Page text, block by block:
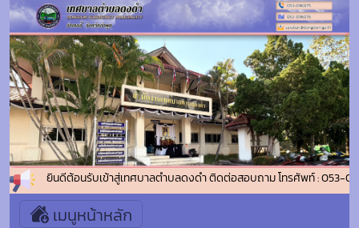
ยินดีต้อนรับเข้าสู่เทศบาลตำบลดงดำ ติดต่อสอบถาม โทรศัพท์ : 053-
เมนูหน้าหลัก